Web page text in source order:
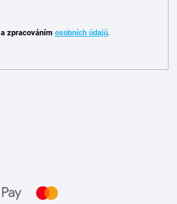
a zpracováním osobních údajů.